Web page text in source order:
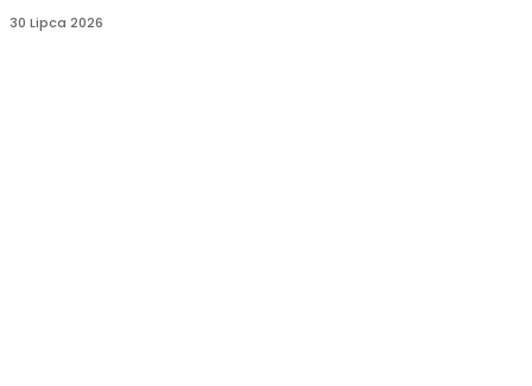
30 Lipca 2026